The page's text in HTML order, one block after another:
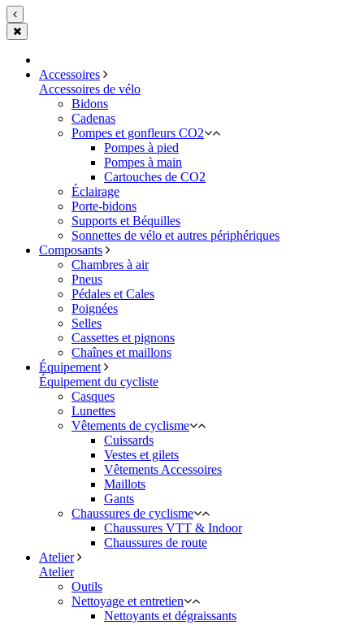
Accessoires
Accessoires de vélo
Bidons
Cadenas
Pompes et gonfleurs CO2
Pompes à pied
Pompes à main
Cartouches de CO2
Éclairage
Porte-bidons
Supports et Béquilles
Sonnettes de vélo et autres périphériques
Composants
Chambres à air
Pneus
Pédales et Cales
Poignées
Selles
Cassettes et pignons
Chaînes et maillons
Équipement
Équipement du cycliste
Casques
Lunettes
Vêtements de cyclisme
Cuissards
Vestes et gilets
Vêtements Accessoires
Maillots
Gants
Chaussures de cyclisme
Chaussures VTT & Indoor
Chaussures de route
Atelier
Atelier
Outils
Nettoyage et entretien
Nettoyants et dégraissants